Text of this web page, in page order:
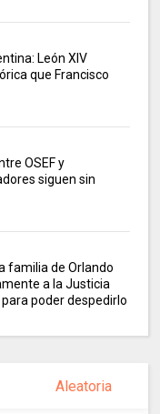
León XIV
que Francisco
OSEF y
siguen sin
familia de Orlando
a la Justicia
poder despedirlo
Aleatoria